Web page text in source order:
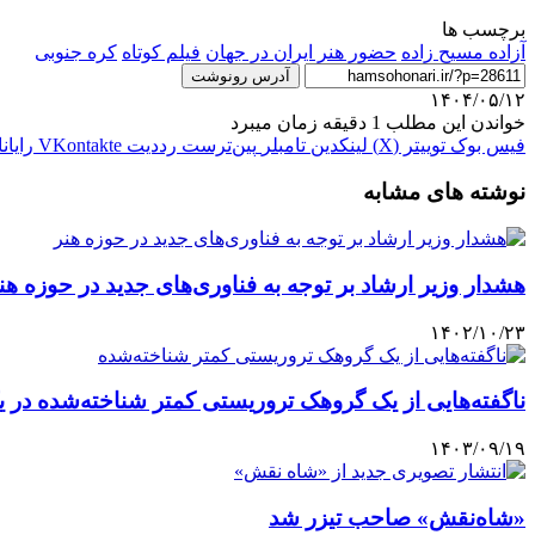
برچسب ها
آزاده مسیح زاده حضور هنر ایران در جهان فیلم کوتاه کره جنوبی
آدرس رونوشت
۱۴۰۴/۰۵/۱۲
خواندن این مطلب 1 دقیقه زمان میبرد
فیس بوک توییتر (X) لینکدین ‫تامبلر ‫پین‌ترست ‫رددیت ‫VKontakte
نوشته های مشابه
هشدار وزیر ارشاد بر توجه به فناوری‌های جدید در حوزه
۱۴۰۲/۱۰/۲۳
ناگفته‌هایی از یک گروهک تروریستی کمتر شناخته‌شده در
۱۴۰۳/۰۹/۱۹
«شاه‌نقش» صاحب تیزر شد